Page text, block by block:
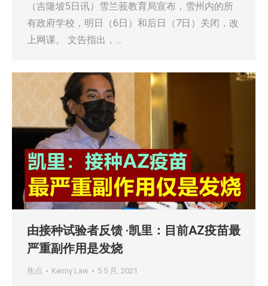
（吉隆坡5日讯）雪兰莪教育局宣布，雪州内的所
有政府学校，明日（6日）和后日（7日）关闭，改
上网课。 文告指出，…
由接种试验者反馈 ·凯里：目前AZ疫苗最
严重副作用是发烧
焦点 Kenny Law 5 5 月, 2021